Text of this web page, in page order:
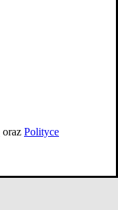
oraz Polityce